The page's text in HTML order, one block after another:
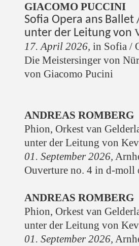
GIACOMO PUCCINI
Sofia Opera ans Ballet
unter der Leitung von
17. April 2026, in Sofia /
Die Meistersinger von
von Giacomo Pucini
ANDREAS ROMBERG
Phion, Orkest van
unter der Leitung von
01. September 2026,
Ouverture no. 4 in d-moll
ANDREAS ROMBERG
Phion, Orkest van
unter der Leitung von
01. September 2026,